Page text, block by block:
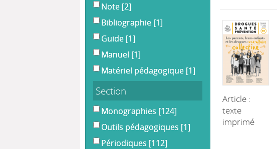
Article :
texte
imprimé
Note [2]
Bibliographie [1]
Guide [1]
Manuel [1]
Matériel pédagogique [1]
Section
Monographies [124]
Outils pédagogiques [1]
Périodiques [112]